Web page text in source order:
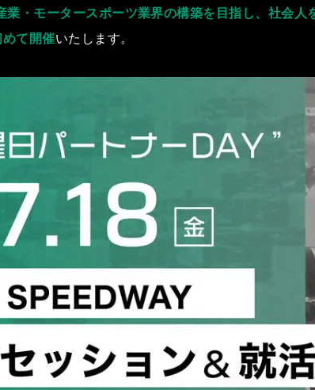
業・モータースポーツ業界の構築を⽬指し、社会
めて開催いたします。